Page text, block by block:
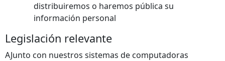
distribuiremos o haremos pública su
información personal
Legislación relevante
AJunto con nuestros sistemas de computadoras